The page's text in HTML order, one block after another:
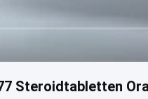
Steroidtabletten